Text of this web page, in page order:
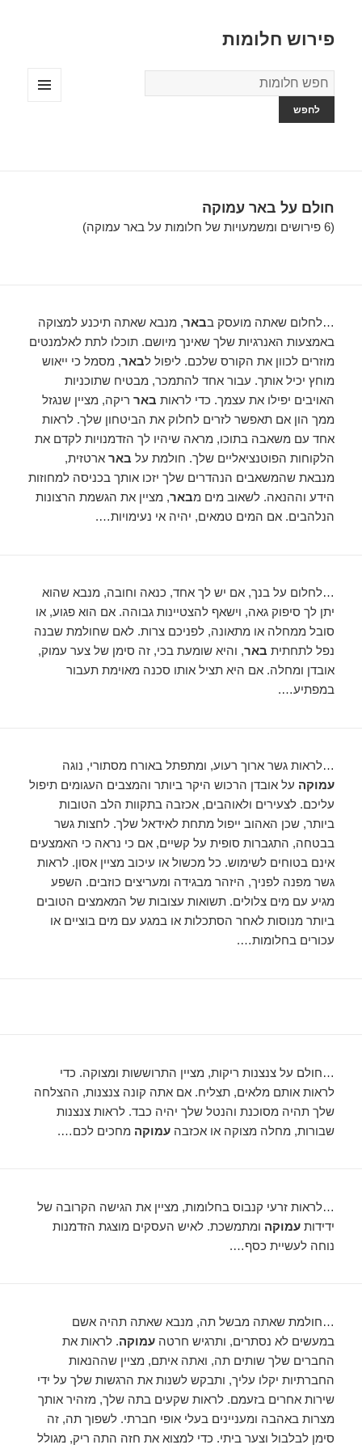
פירוש חלומות
מילון
החלומות
חולם על באר עמוקה
(6 פירושים ומשמעויות של חלומות על באר עמוקה)
…לחלום שאתה מועסק בבאר, מנבא שאתה תיכנע למצוקה
באמצעות האנרגיות שלך שאינך מיושם. תוכלו לתת לאלמנטים
מוזרים לכוון את הקורס שלכם. ליפול לבאר, מסמל כי ייאוש
מוחץ יכיל אותך. עבור אחד להתמכר, מבטיח שתוכניות
האויבים יפילו את עצמך. כדי לראות באר ריקה, מציין שנגזל
ממך הון אם תאפשר לזרים לחלוק את הביטחון שלך. לראות
אחד עם משאבה בתוכו, מראה שיהיו לך הזדמנויות לקדם את
הלקוחות הפוטנציאליים שלך. חולמת על באר ארטזית,
מנבאת שהמשאבים הנהדרים שלך יזכו אותך בכניסה למחוזות
הידע וההנאה. לשאוב מים מבאר, מציין את הגשמת הרצונות
הנלהבים. אם המים טמאים, יהיה אי נעימויות….
…לחלום על בנך, אם יש לך אחד, כנאה וחובה, מנבא שהוא
יתן לך סיפוק גאה, וישאף להצטיינות גבוהה. אם הוא פגוע, או
סובל ממחלה או מתאונה, לפניכם צרות. לאם שחולמת שבנה
נפל לתחתית באר, והיא שומעת בכי, זה סימן של צער עמוק,
אובדן ומחלה. אם היא תציל אותו סכנה מאוימת תעבור
במפתיע….
…לראות גשר ארוך רעוע, ומתפתל באורח מסתורי, נוגה
עמוקה על אובדן הרכוש היקר ביותר והמצבים העגומים תיפול
עליכם. לצעירים ולאוהבים, אכזבה בתקוות הלב הטובות
ביותר, שכן האהוב ייפול מתחת לאידאל שלך. לחצות גשר
בבטחה, התגברות סופית על קשיים, אם כי נראה כי האמצעים
אינם בטוחים לשימוש. כל מכשול או עיכוב מציין אסון. לראות
גשר מפנה לפניך, היזהר מבגידה ומעריצים כוזבים. השפע
מגיע עם מים צלולים. תשואות עצובות של המאמצים הטובים
ביותר מנוסות לאחר הסתכלות או במגע עם מים בוציים או
עכורים בחלומות….
…חולם על צנצנות ריקות, מציין התרוששות ומצוקה. כדי
לראות אותם מלאים, תצליח. אם אתה קונה צנצנות, ההצלחה
שלך תהיה מסוכנת והנטל שלך יהיה כבד. לראות צנצנות
שבורות, מחלה מצוקה או אכזבהעמוקה מחכים לכם….
…לראות זרעי קנבוס בחלומות, מציין את הגישה הקרובה של
ידידותעמוקה ומתמשכת. לאיש העסקים מוצגת הזדמנות
נוחה לעשיית כסף….
…חולמת שאתה מבשל תה, מנבא שאתה תהיה אשם
במעשים לא נסתרים, ותרגיש חרטהעמוקה. לראות את
החברים שלך שותים תה, ואתה איתם, מציין שההנאות
החברתיות יקלו עליך, ותבקש לשנות את הרגשות שלך על ידי
שירות אחרים בזעמם. לראות שקעים בתה שלך, מזהיר אותך
מצרות באהבה ומעניינים בעלי אופי חברתי. לשפוך תה, זה
סימן לבלבול וצער ביתי. כדי למצוא את חזה התה ריק, מגולל